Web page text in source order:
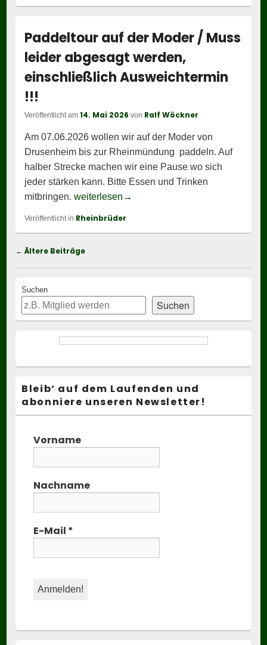
Paddeltour auf der Moder / Muss
leider abgesagt werden,
einschließlich Ausweichtermin
!!!
Veröffentlicht am14. Mai 2026 von Ralf Wöckner
Am 07.06.2026 wollen wir auf der Moder von
Drusenheim bis zur Rheinmündung paddeln. Auf
halber Strecke machen wir eine Pause wo sich
jeder stärken kann. Bitte Essen und Trinken
mitbringen.weiterlesen Paddeltour auf der Moder /
→
Veröffentlicht in Rheinbrüder
Beitragsnavigation
← Ältere Beiträge
Sidebar
Widget
Area
Suchen
Suchen
Bleib‘ auf dem Laufenden und
abonniere unseren Newsletter!
Vorname
Nachname
E-Mail *